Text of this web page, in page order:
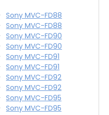
Sony MVC-FD88
Sony MVC-FD88
Sony MVC-FD90
Sony MVC-FD90
Sony MVC-FD91
Sony MVC-FD91
Sony MVC-FD92
Sony MVC-FD92
Sony MVC-FD95
Sony MVC-FD95